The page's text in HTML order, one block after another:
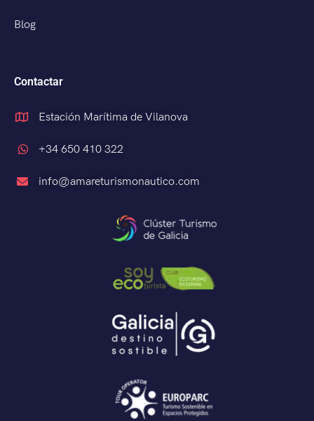
Blog
Contactar
Estación Marítima de Vilanova
+34 650 410 322
info@amareturismonautico.com